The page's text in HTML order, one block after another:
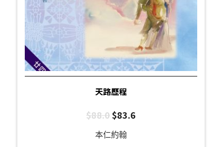
天路歷程
$88.0$83.6
本仁約翰